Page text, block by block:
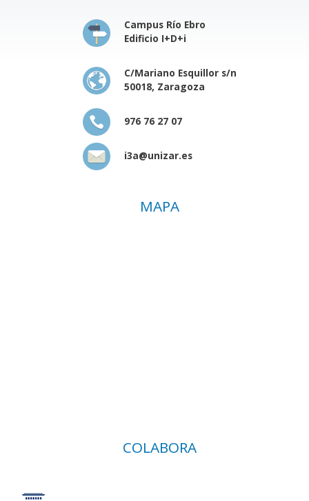
Campus Río Ebro
Edificio I+D+i
C/Mariano Esquillor s/n
50018, Zaragoza
976 76 27 07
i3a@unizar.es
MAPA
COLABORA